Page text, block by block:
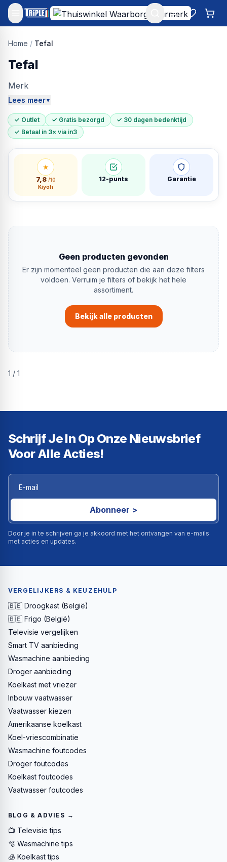
Mijn account
Home / Tefal
Tefal
Merk
Lees meer▼
✓ Outlet ✓ Gratis bezorgd
✓ 30 dagen bedenktijd
✓ Betaal in 3× via in3
★
7,8/10
Kiyoh
12-punts Garantie
Geen producten gevonden
Er zijn momenteel geen producten die aan deze filters
voldoen. Verruim je filters of bekijk het hele
assortiment.
Bekijk alle producten
1 / 1
Schrijf Je In Op Onze Nieuwsbrief
Voor Alle Acties!
Abonneer >
Door je in te schrijven ga je akkoord met het ontvangen van e-mails
met acties en updates.
VERGELIJKERS & KEUZEHULP
🇧🇪 Droogkast (België)
🇧🇪 Frigo (België)
Televisie vergelijken
Smart TV aanbieding
Wasmachine aanbieding
Droger aanbieding
Koelkast met vriezer
Inbouw vaatwasser
Vaatwasser kiezen
Amerikaanse koelkast
Koel-vriescombinatie
Wasmachine foutcodes
Droger foutcodes
Koelkast foutcodes
Vaatwasser foutcodes
BLOG & ADVIES →
📺 Televisie tips
🫧 Wasmachine tips
🧊 Koelkast tips